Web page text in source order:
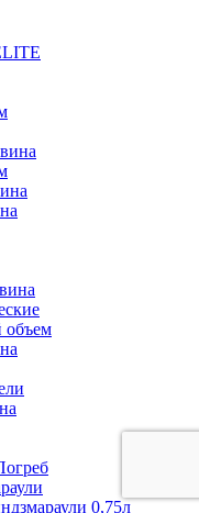
объем
0,75л